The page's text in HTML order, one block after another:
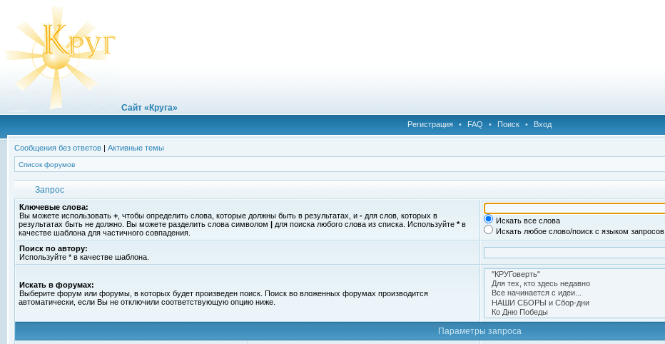
Сайт «Круга»
Регистрация • FAQ • Поиск • Вход
Сообщения без ответов | Активные темы
Список форумов
Запрос
Ключевые слова:
Вы можете использовать + , чтобы определить слова, которые должны быть в результатах, и - для слов, которых в
результатах быть не должно. Вы можете разделить слова символом | для поиска любого слова из списка. Используйте *в
качестве шаблона для частичного совпадения.
Искать все слова
Искать любое слово/поиск с языком запросов
Поиск по автору:
Используйте * в качестве шаблона.
Искать в форумах:
Выберите форум или форумы, в которых будет произведен поиск. Поиск во вложенных форумах производится
автоматически, если Вы не отключили соответствующую опцию ниже.
Параметры запроса